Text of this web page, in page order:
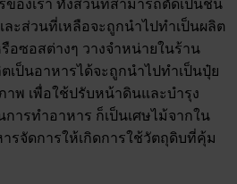
องเรา ทั้งส่วนที่สามารถตัดเป็นชิ้น
ละส่วนที่เหลือจะถูกนำไปทำเป็นผลิต
อซอสต่างๆ วางจำหน่ายในร้าน
ป็นอาหารได้จะถูกนำไปทำเป็นปุ๋ย
พ เพื่อใช้ปรับหน้าดินและบำรุง
ารทำอาหาร ก็เป็นเศษไม้จากใน
รจัดการให้เกิดการใช้วัตถุดิบที่คุ้ม